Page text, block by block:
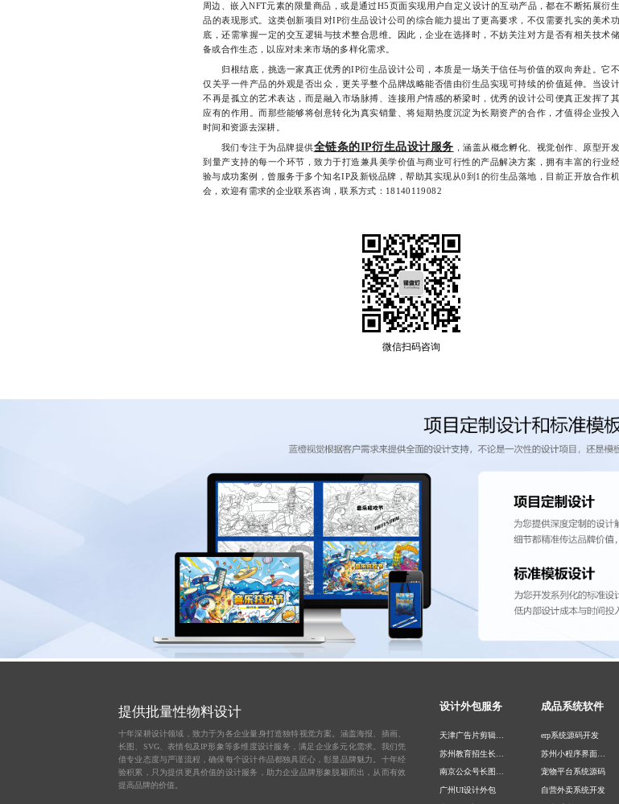
周边、嵌入NFT元素的限量商品，或是通过H5页面实现用户自定义设计的互动产品，都在不断拓展衍生
品的表现形式。这类创新项目对IP衍生品设计公司的综合能力提出了更高要求，不仅需要扎实的美术功
底，还需掌握一定的交互逻辑与技术整合思维。因此，企业在选择时，不妨关注对方是否有相关技术储
备或合作生态，以应对未来市场的多样化需求。
归根结底，挑选一家真正优秀的IP衍生品设计公司，本质是一场关于信任与价值的双向奔赴。它不
仅关乎一件产品的外观是否出众，更关乎整个品牌战略能否借由衍生品实现可持续的价值延伸。当设计
不再是孤立的艺术表达，而是融入市场脉搏、连接用户情感的桥梁时，优秀的设计公司便真正发挥了其
应有的作用。而那些能够将创意转化为真实销量、将短期热度沉淀为长期资产的合作，才值得企业投入
时间和资源去深耕。
我们专注于为品牌提供全链条的IP衍生品设计服务 ，涵盖从概念孵化、视觉创作、原型开发
到量产支持的每一个环节，致力于打造兼具美学价值与商业可行性的产品解决方案，拥有丰富的行业经
验与成功案例，曾服务于多个知名IP及新锐品牌，帮助其实现从0到1的衍生品落地，目前正开放合作机
会，欢迎有需求的企业联系咨询，联系方式：18140119082
微信扫码咨询
提供批量性物料设计
十年深耕设计领域，致力于为各企业量身打造独特视觉方案。涵盖海报、插画、
长图、SVG、表情包及IP形象等多维度设计服务，满足企业多元化需求。我们凭
借专业态度与严谨流程，确保每个设计作品都独具匠心，彰显品牌魅力。十年经
验积累，只为提供更具价值的设计服务，助力企业品牌形象脱颖而出，从而有效
提高品牌的价值。
设计外包服务
天津广告片剪辑公司
南京公众号长图设计公司
广州UI设计外包
成品系统软件
erp系统源码开发
宠物平台系统源码
自营外卖系统开发